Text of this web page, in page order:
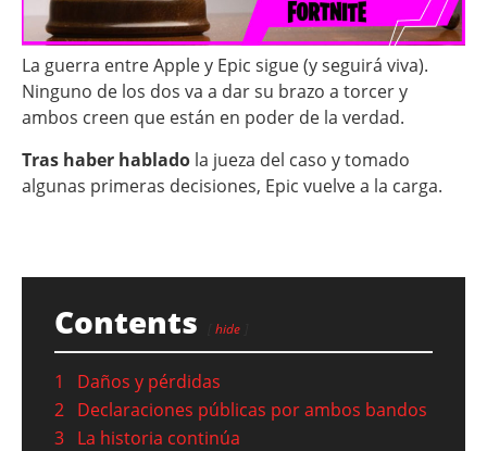
La guerra entre Apple y Epic sigue (y seguirá viva).
Ninguno de los dos va a dar su brazo a torcer y
ambos creen que están en poder de la verdad.
Tras haber hablado la jueza del caso y tomado
algunas primeras decisiones, Epic vuelve a la carga.
Contents hide
1
Daños y pérdidas
2 Declaraciones públicas por ambos bandos
3 La historia continúa